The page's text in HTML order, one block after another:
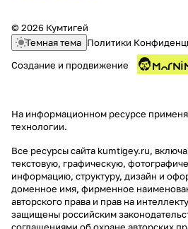
© 2026 Кумтигей
Темная тема Политики
Создание и продвижение
На информационном ресурсе
технологии.
Все ресурсы сайта kumtigey.ru,
текстовую, графическую,
информацию, структуру, дизайн и
доменное имя, фирменное
авторского права и прав на
защищены российским